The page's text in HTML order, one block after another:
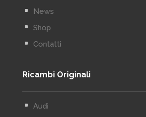
^ News
^ Shop
^ Contatti
Ricambi Originali
^ Audi